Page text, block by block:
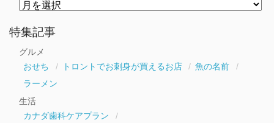
ー
カ
特集記事
グルメ
おせち
トロントでお刺身が買えるお店
魚の名前
ラーメン
生活
カナダ歯科ケアプラン